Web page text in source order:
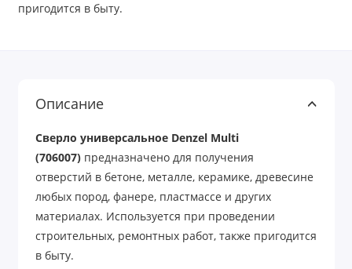
пригодится в быту.
Описание
Сверло универсальное Denzel Multi
(706007) предназначено для получения
отверстий в бетоне, металле, керамике, древесине
любых пород, фанере, пластмассе и других
материалах. Используется при проведении
строительных, ремонтных работ, также пригодится
в быту.